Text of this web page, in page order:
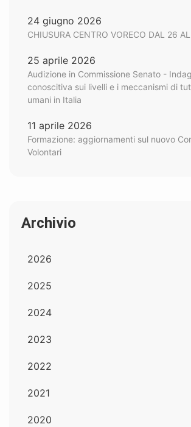
24 giugno 2026
CHIUSURA CENTRO VORECO DAL 26
25 aprile 2026
Audizione in Commissione Senato -
conoscitiva sui livelli e i meccanismi di
umani in Italia
11 aprile 2026
Formazione: aggiornamenti sul nuovo
Volontari
Archivio
2026
2025
2024
2023
2022
2021
2020